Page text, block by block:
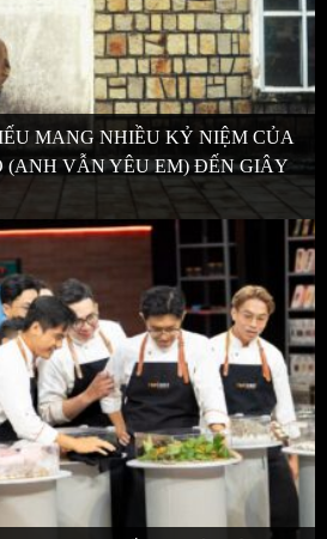
MANG NHIỀU KỶ NIỆM CỦA
(ANH VẪN YÊU EM) ĐẾN GIÂY